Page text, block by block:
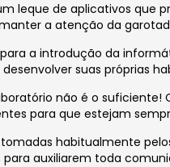
leque de aplicativos que
a atenção da
a introdução da
suas próprias
não é o
para que estejam
tomadas habitualmente
auxiliarem toda